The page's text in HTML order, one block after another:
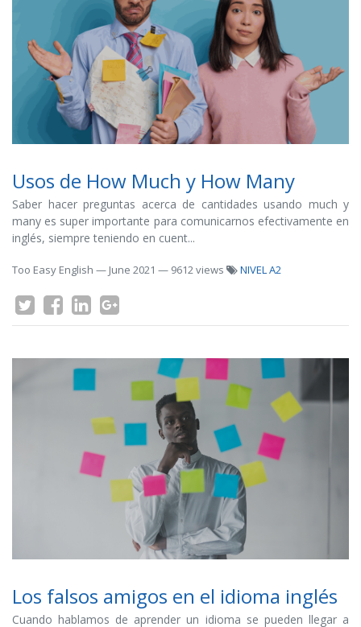
Usos de How Much y How Many
Saber hacer preguntas acerca de cantidades usando much y
many es super importante para comunicarnos efectivamente en
inglés, siempre teniendo en cuent...
Too Easy English — June 2021 — 9612 views NIVEL A2
Los falsos amigos en el idioma inglés
Cuando hablamos de aprender un idioma se pueden llegar a